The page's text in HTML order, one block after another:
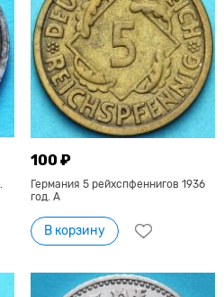
100 ₽
Германия 5 рейхспфеннигов 1936
год. А
В корзину